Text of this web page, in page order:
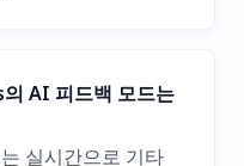
AI 피드백 모드는
실시간으로 기타